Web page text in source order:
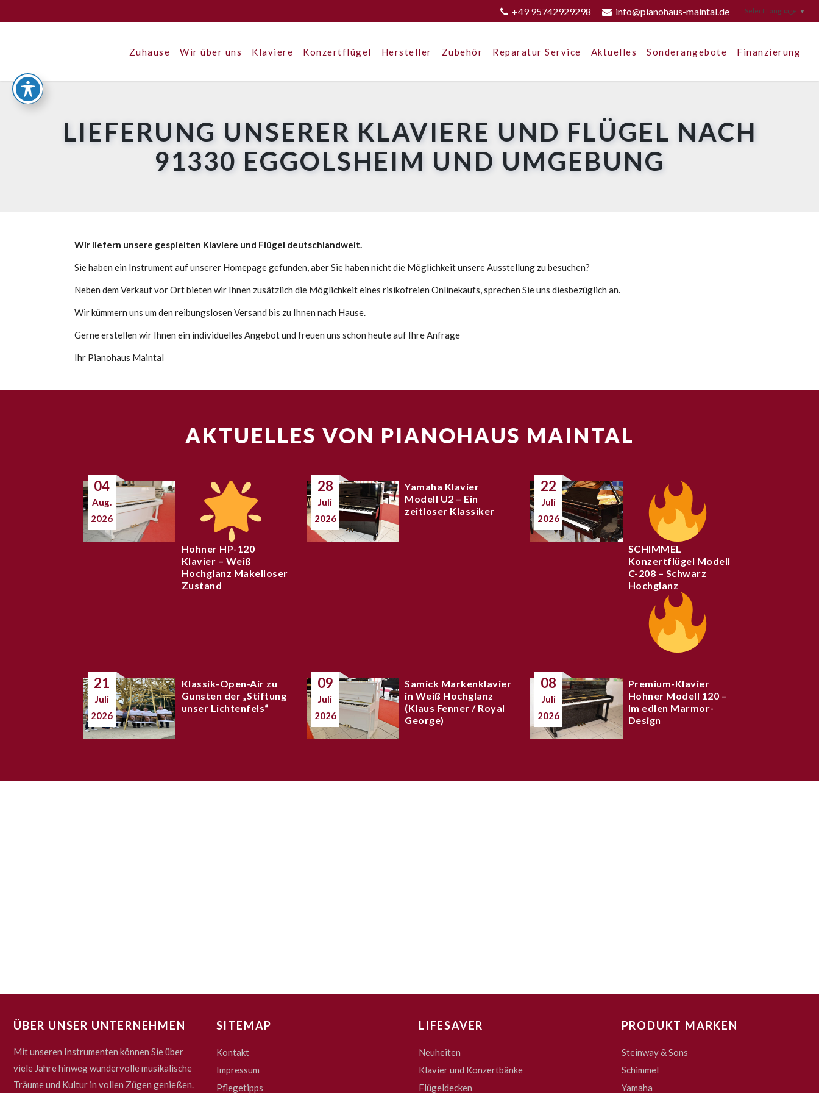
+49 95742929298 info@pianohaus-maintal.de Select Language ▼
Zuhause Wir über uns Klaviere Konzertflügel Hersteller Zubehör Reparatur Service Aktuelles Sonderangebote Finanzierung
LIEFERUNG UNSERER KLAVIERE UND FLÜGEL NACH
91330 EGGOLSHEIM UND UMGEBUNG
Wir liefern unsere gespielten Klaviere und Flügel deutschlandweit.
Sie haben ein Instrument auf unserer Homepage gefunden, aber Sie haben nicht die Möglichkeit unsere Ausstellung zu besuchen?
Neben dem Verkauf vor Ort bieten wir Ihnen zusätzlich die Möglichkeit eines risikofreien Onlinekaufs, sprechen Sie uns diesbezüglich an.
Wir kümmern uns um den reibungslosen Versand bis zu Ihnen nach Hause.
Gerne erstellen wir Ihnen ein individuelles Angebot und freuen uns schon heute auf Ihre Anfrage
Ihr Pianohaus Maintal
AKTUELLES VON PIANOHAUS MAINTAL
04
Aug.
2026
Hohner HP-120
Klavier – Weiß
Hochglanz Makelloser
Zustand
28
Juli
2026
Yamaha Klavier
Modell U2 – Ein
zeitloser Klassiker
22
Juli
2026
SCHIMMEL
Konzertflügel Modell
C-208 – Schwarz
Hochglanz
21
Juli
2026
Klassik-Open-Air zu
Gunsten der „Stiftung
unser Lichtenfels“
09
Juli
2026
Samick Markenklavier
in Weiß Hochglanz
(Klaus Fenner / Royal
George)
08
Juli
2026
Premium-Klavier
Hohner Modell 120 –
Im edlen Marmor-
Design
ÜBER UNSER UNTERNEHMEN
Mit unseren Instrumenten können Sie über
viele Jahre hinweg wundervolle musikalische
Träume und Kultur in vollen Zügen genießen.
SITEMAP
Kontakt
Impressum
Pflegetipps
LIFESAVER
Neuheiten
Klavier und Konzertbänke
Flügeldecken
PRODUKT MARKEN
Steinway & Sons
Schimmel
Yamaha